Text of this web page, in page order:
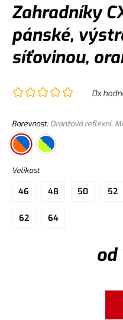
Zahradníky
pánské,
síťovinou,
0x
Barevnost: Oranžová reflexní,
Velikost
46 48 50 52
62 64
od